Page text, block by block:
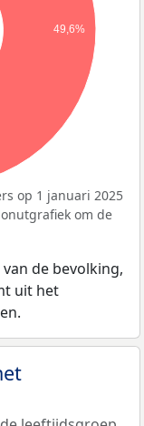
49,6%
op 1 januari 2025
om de
de bevolking,
uit het